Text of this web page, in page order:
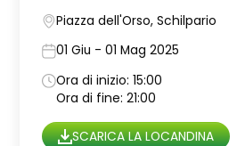
Piazza dell'Orso, Schilpario
01 Giu - 01 Mag 2025
Ora di inizio: 15:00
Ora di fine: 21:00
SCARICA LA LOCANDINA